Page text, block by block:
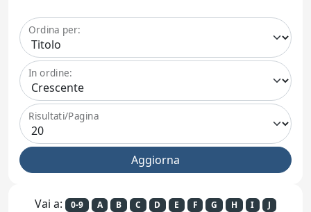
Ordina per:
In ordine:
Risultati/Pagina
Vai a: 0-9 A B C D E F G H I
J